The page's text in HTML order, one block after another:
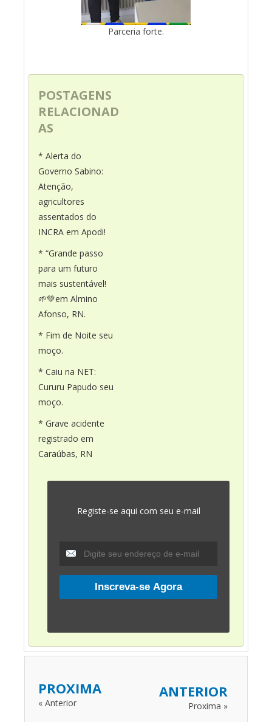
Parceria forte.
POSTAGENS
RELACIONAD
AS
* Alerta do
Governo Sabino:
Atenção,
agricultores
assentados do
INCRA em Apodi!
* “Grande passo
para um futuro
mais sustentável!
🌱💚em Almino
Afonso, RN.
* Fim de Noite seu
moço.
* Caiu na NET:
Cururu Papudo seu
moço.
* Grave acidente
registrado em
Caraúbas, RN
Registe-se aqui com seu e-mail
PROXIMA
« Anterior
ANTERIOR
Proxima »